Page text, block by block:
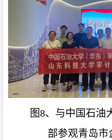
图8、与中国石油
部参观青岛市